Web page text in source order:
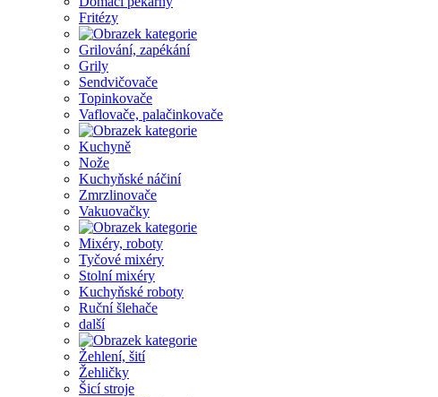
Fritézy
Grilování, zapékání
Grily
Sendvičovače
Topinkovače
Vaflovače, palačinkovače
Kuchyně
Nože
Kuchyňské náčiní
Zmrzlinovače
Vakuovačky
Mixéry, roboty
Tyčové mixéry
Stolní mixéry
Kuchyňské roboty
Ruční šlehače
další
Žehlení, šití
Žehličky
Šicí stroje